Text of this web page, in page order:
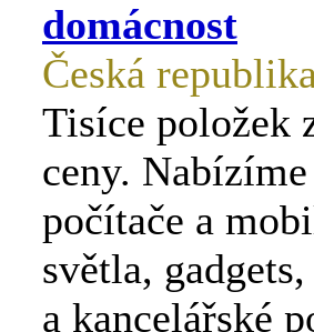
domácnost
Česká republika
Tisíce položek
ceny.
počítače a
světla,
a kancelářské